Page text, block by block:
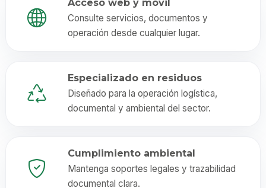
Acceso web y móvil
Consulte servicios, documentos y
operación desde cualquier lugar.
Especializado en residuos
Diseñado para la operación logística,
documental y ambiental del sector.
Cumplimiento ambiental
Mantenga soportes legales y trazabilidad
documental clara.